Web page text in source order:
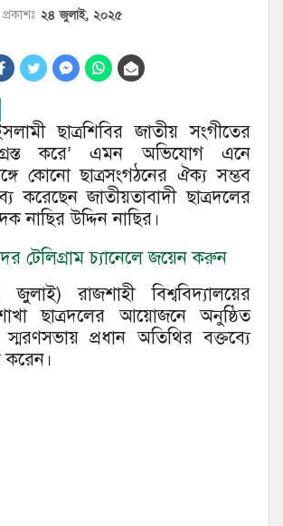
প্রকাশঃ ২৪ জুলাই, ২০২৫
ছাত্রশিবির জাতীয় সংগীতের
করে’ এমন অভিযোগ এনে
কোনো ছাত্রসংগঠনের ঐক্য সম্ভব
করেছেন জাতীয়তাবাদী ছাত্রদলের
নাছির উদ্দিন নাছির।
টেলিগ্রাম চ্যানেলে জয়েন করুন
রাজশাহী বিশ্ববিদ্যালয়ের
ছাত্রদলের আয়োজনে অনুষ্ঠিত
প্রধান অতিথির বক্তব্যে
করেন।